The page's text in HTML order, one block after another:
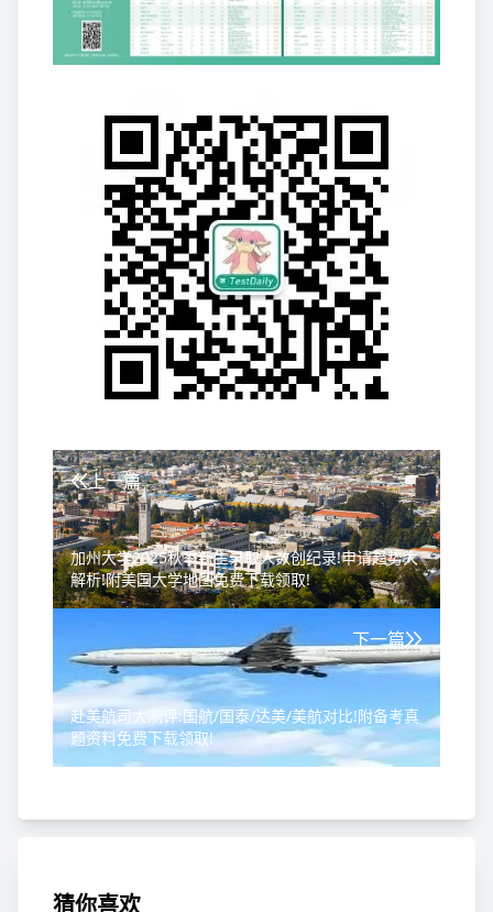
上一篇
加州大学2025秋季新生录取人数创纪录!申请趋势大
解析!附美国大学地图免费下载领取!
下一篇
赴美航司大测评:国航/国泰/达美/美航对比!附备考真
题资料免费下载领取!
猜你喜欢